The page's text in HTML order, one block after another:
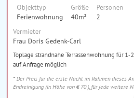
Objekttyp
Ferienwohnung
Größe
40m²
Personen
2
Vermieter
Frau Doris Gedenk-Carl
Toplage strandnahe Terrassenwohnung für 1-
auf Anfrage möglich
* Der Preis für die erste Nacht im Rahmen dieses
Endreinigung (in Höhe von € 70 ), für jede weitere